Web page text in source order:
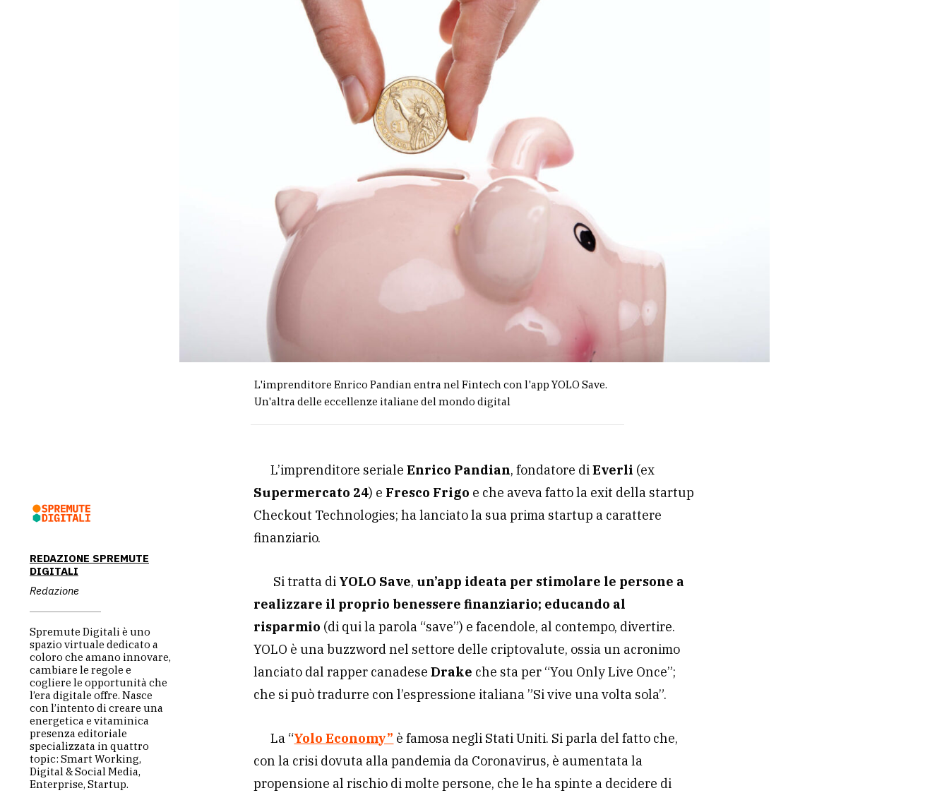
L'imprenditore Enrico Pandian entra nel Fintech con l'app YOLO Save.
Un'altra delle eccellenze italiane del mondo digital
REDAZIONE SPREMUTE
DIGITALI
Redazione
Spremute Digitali è uno
spazio virtuale dedicato a
coloro che amano innovare,
cambiare le regole e
cogliere le opportunità che
l’era digitale offre. Nasce
con l’intento di creare una
energetica e vitaminica
presenza editoriale
specializzata in quattro
topic: Smart Working,
Digital & Social Media,
Enterprise, Startup.
L’imprenditore serialeEnrico Pandian, fondatore diEverli (ex
Supermercato 24) e Fresco Frigo e che aveva fatto la exit della startup
Checkout Technologies; ha lanciato la sua prima startup a carattere
finanziario.
Si tratta di YOLO Save, un’app ideata per stimolare le persone a
realizzare il proprio benessere finanziario; educando al
risparmio (di qui la parola “save”) e facendole, al contempo, divertire.
YOLO è una buzzword nel settore delle criptovalute, ossia un acronimo
lanciato dal rapper canadeseDrake che sta per “You Only Live Once”;
che si può tradurre con l’espressione italiana ”Si vive una volta sola”.
La “Yolo Economy” è famosa negli Stati Uniti. Si parla del fatto che,
con la crisi dovuta alla pandemia da Coronavirus, è aumentata la
propensione al rischio di molte persone, che le ha spinte a decidere di